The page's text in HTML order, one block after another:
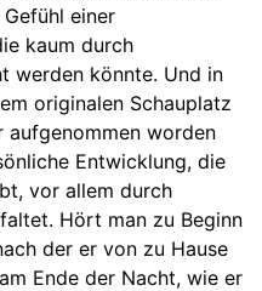
einer
kaum durch
werden könnte. Und in
originalen Schauplatz
aufgenommen worden
Entwicklung, die
vor allem durch
Hört man zu Beginn
der er von zu Hause
Ende der Nacht, wie er